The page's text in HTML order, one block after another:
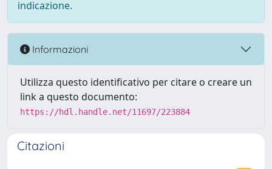
indicazione.
Informazioni
Utilizza questo identificativo per citare o creare un
link a questo documento:
https://hdl.handle.net/11697/223884
Citazioni